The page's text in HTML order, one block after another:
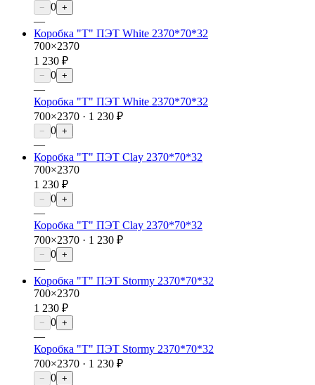
− 0 +
—
Коробка "Т" ПЭТ White 2370*70*32
700×2370
1 230 ₽
− 0 +
—
Коробка "Т" ПЭТ White 2370*70*32
700×2370 · 1 230 ₽
− 0 +
—
Коробка "Т" ПЭТ Clay 2370*70*32
700×2370
1 230 ₽
− 0 +
—
Коробка "Т" ПЭТ Clay 2370*70*32
700×2370 · 1 230 ₽
− 0 +
—
Коробка "Т" ПЭТ Stormy 2370*70*32
700×2370
1 230 ₽
− 0 +
—
Коробка "Т" ПЭТ Stormy 2370*70*32
700×2370 · 1 230 ₽
− 0 +